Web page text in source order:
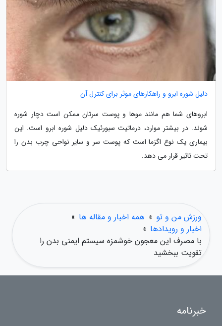
دلیل شوره ابرو و راهکارهای موثر برای کنترل آن
ابروهای شما هم مانند موها و پوست سرتان ممکن است دچار شوره
شوند. در بیشتر موارد، درماتیت سبورئیک دلیل شوره ابرو است. این
بیماری یک نوع اگزما است که پوست سر و سایر نواحی چرب بدن را
تحت تاثیر قرار می دهد.
ورزش من و تو » همه اخبار و مقاله ها »
اخبار و رویدادها »
با مصرف این معجون خوشمزه سیستم ایمنی بدن را
تقویت ببخشید
خبرنامه